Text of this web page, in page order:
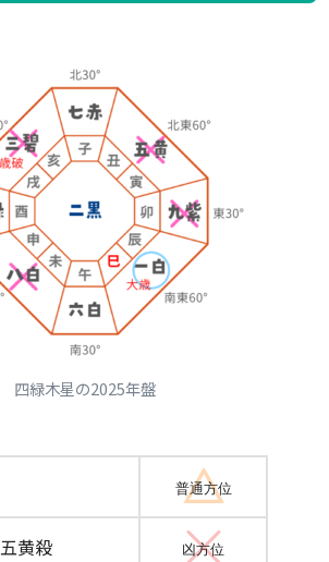
四緑木星の2025年盤
普通方位
五黄殺 凶方位